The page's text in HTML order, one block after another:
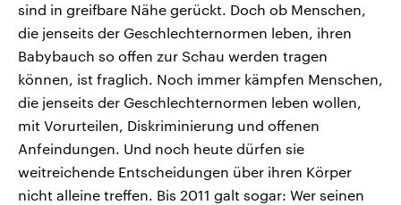
sind in greifbare Nähe gerückt. Doch ob Menschen,
die jenseits der Geschlechternormen leben, ihren
Babybauch so offen zur Schau werden tragen
können, ist fraglich. Noch immer kämpfen Menschen,
die jenseits der Geschlechternormen leben wollen,
mit Vorurteilen, Diskriminierung und offenen
Anfeindungen. Und noch heute dürfen sie
weitreichende Entscheidungen über ihren Körper
nicht alleine treffen. Bis 2011 galt sogar: Wer seinen